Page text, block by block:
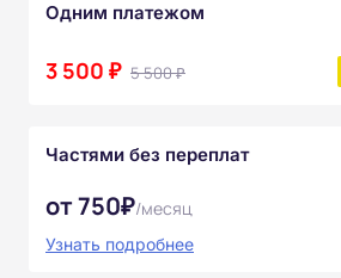
Одним платежом
3 500 ₽ 5 500 ₽
Частями без переплат
от 750₽/месяц
Узнать подробнее